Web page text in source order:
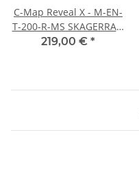
C-Map Reveal X - M-EN-
T-200-R-MS SKAGERRAK,
KATTEGAT AND BALTIC
219,00 € *